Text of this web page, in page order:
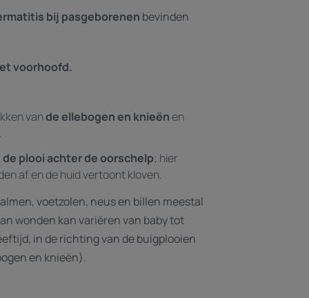
bij pasgeborenen bevinden
voorhoofd.
vande ellebogen en knieënen
plooi achter de oorschelp; hier
af en de huid vertoont kloven.
voetzolen, neus en billen meestal
wonden kan variëren van baby tot
in de richting van de buigplooien
en knieën).